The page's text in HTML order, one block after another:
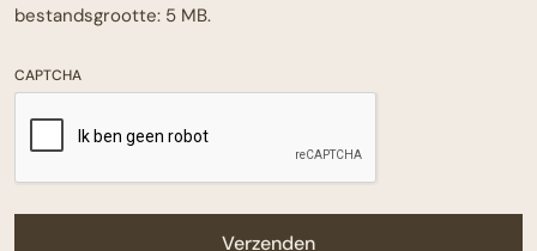
bestandsgrootte: 5 MB.
CAPTCHA